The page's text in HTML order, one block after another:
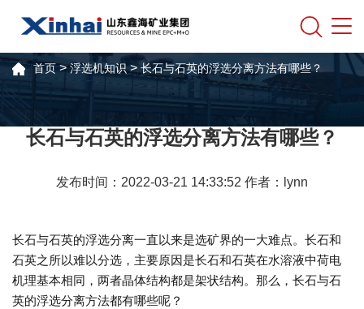
首页>浮选机知识>长石与石英的浮选分离方法有哪些？​​
长石与石英的浮选分离方法有哪些？​​
发布时间：2022-03-21 14:33:52 作者：lynn
长石与石英的浮选分离一直以来是选矿界的一大难点。长石和
石英之所以难以分选，主要原因是长石和石英在水溶液中荷电
机理基本相同，两者晶体结构都是架状结构。那么，长石与石
英的浮选分离方法都有哪些呢？